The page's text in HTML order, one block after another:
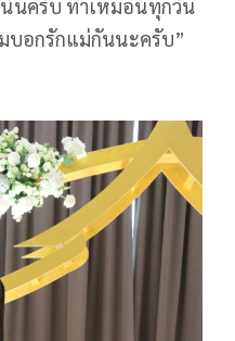
นครับ ทำเหมือนทุกวัน
บอกรักแม่กันนะครับ”